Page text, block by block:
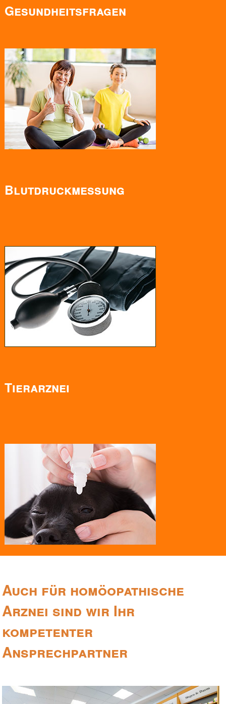
Gesundheitsfragen
Blutdruckmessung
Tierarznei
Auch für homöopathische
Arznei sind wir Ihr
kompetenter
Ansprechpartner